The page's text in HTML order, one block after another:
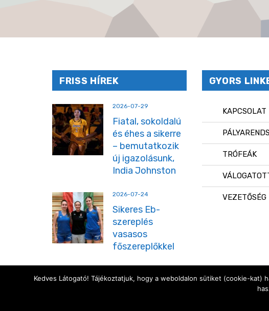
FRISS HÍREK
2026-07-29
Fiatal, sokoldalú
és éhes a sikerre
– bemutatkozik
új igazolásunk,
India Johnston
2026-07-24
Sikeres Eb-
szereplés
vasasos
főszereplőkkel
GYORS
KAPCSOLAT
TRÓFEÁK
VEZETŐSÉG
Kedves Látogató! Tájékoztatjuk, hogy a weboldalon sütiket (cookie-